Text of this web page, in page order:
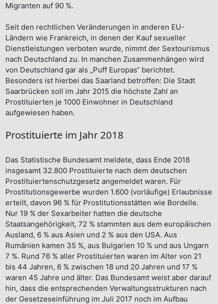
Migranten auf 90 %.
Seit den rechtlichen Veränderungen in anderen EU-
Ländern wie Frankreich, in denen der Kauf sexueller
Dienstleistungen verboten wurde, nimmt der Sextourismus
nach Deutschland zu. In manchen Zusammenhängen wird
von Deutschland gar als „Puff Europas“ berichtet.
Besonders ist hierbei das Saarland betroffen: Die Stadt
Saarbrücken soll im Jahr 2015 die höchste Zahl an
Prostituierten je 1000 Einwohner in Deutschland
aufgewiesen haben.
Prostituierte im Jahr 2018
Das Statistische Bundesamt meldete, dass Ende 2018
insgesamt 32.800 Prostituierte nach dem deutschen
Prostituiertenschutzgesetz angemeldet waren. Für
Prostitutionsgewerbe wurden 1.600 (vorläufige) Erlaubnisse
erteilt, davon 96 % für Prostitutionsstätten wie Bordelle.
Nur 19 % der Sexarbeiter hatten die deutsche
Staatsangehörigkeit, 72 % stammten aus dem europäischen
Ausland, 6 % aus Asien und 2 % aus den USA. Aus
Rumänien kamen 35 %, aus Bulgarien 10 % und aus Ungarn
7 %. Rund 76 % aller Prostituierten waren im Alter von 21
bis 44 Jahren, 6 % zwischen 18 und 20 Jahren und 17 %
waren 45 Jahre und älter. Das Bundesamt weist aber darauf
hin, dass die entsprechenden Verwaltungsstrukturen nach
der Gesetzeseinführung im Juli 2017 noch im Aufbau